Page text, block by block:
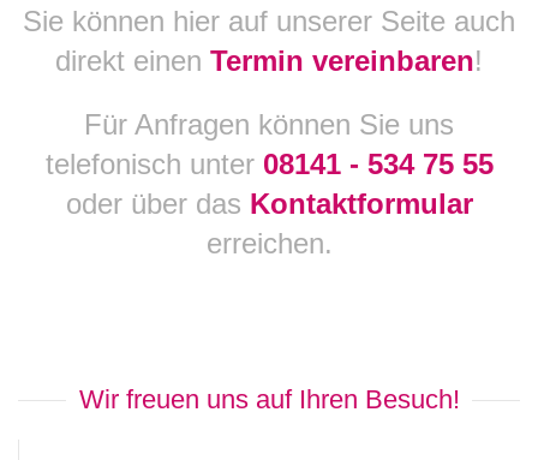
Sie können hier auf unserer Seite auch
direkt einen Termin vereinbaren!
Für Anfragen können Sie uns
telefonisch unter 08141 - 534 75 55
oder über das Kontaktformular
erreichen.
Wir freuen uns auf Ihren Besuch!